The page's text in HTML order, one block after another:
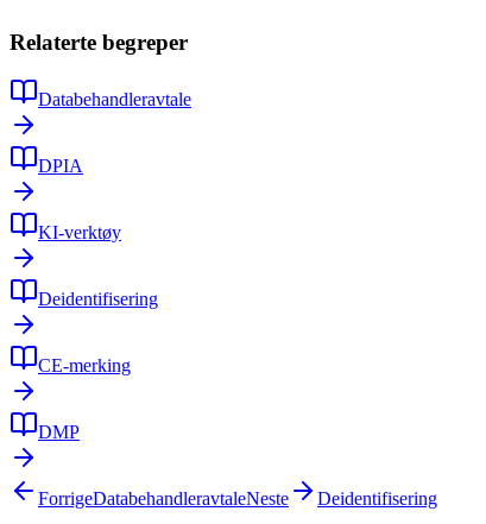
Relaterte begreper
Databehandleravtale
DPIA
KI-verktøy
Deidentifisering
CE-merking
DMP
ForrigeDatabehandleravtaleNeste
Deidentifisering